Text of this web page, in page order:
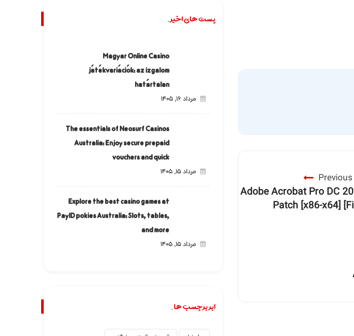
Adobe Acrobat Pro DC
Patch [x86-x64]
پست های اخیر.
Magyar Online Casino
játékvariációk: az izgalom
határtalan
مرداد ۱۶, ۱۴۰۵
The essentials of Neosurf Casinos
Australia: Enjoy secure prepaid
vouchers and quick
مرداد ۱۵, ۱۴۰۵
Explore the best casino games at
PayID pokies Australia: Slots, tables,
and more
مرداد ۱۵, ۱۴۰۵
ابر برچسب ها.